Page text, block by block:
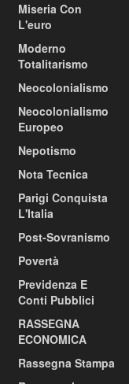
Miseria Con
L'euro
Moderno
Totalitarismo
Neocolonialismo
Neocolonialismo
Europeo
Nepotismo
Nota Tecnica
Parigi Conquista
L'Italia
Post-Sovranismo
Povertà
Previdenza E
Conti Pubblici
RASSEGNA
ECONOMICA
Rassegna Stampa